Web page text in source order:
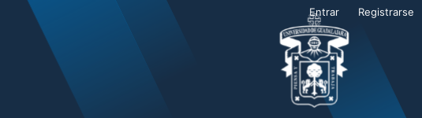
Entrar Registrarse